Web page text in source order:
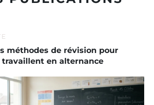
méthodes de révision pour
en alternance